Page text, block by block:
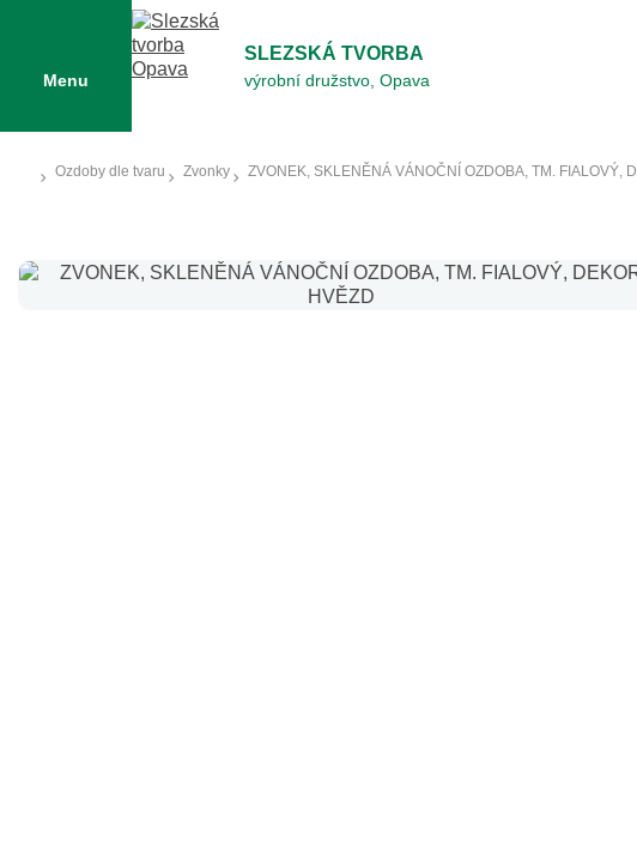
Menu
SLEZSKÁ TVORBA
výrobní družstvo, Opava
Ozdoby dle tvaru Zvonky ZVONEK, SKLENĚNÁ VÁNOČNÍ OZDOBA, TM. FIALOVÝ,